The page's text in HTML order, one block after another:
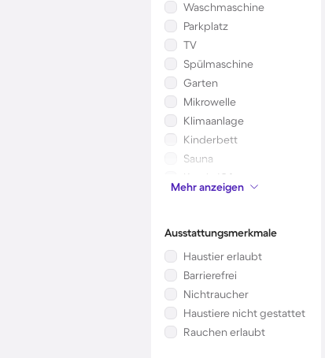
Waschmaschine
Parkplatz
TV
Spülmaschine
Garten
Mikrowelle
Klimaanlage
Kinderbett
Sauna
Kamin/Ofen
Whirlpool
Mehr anzeigen
Ausstattungsmerkmale
Haustier erlaubt
Barrierefrei
Nichtraucher
Haustiere nicht gestattet
Rauchen erlaubt